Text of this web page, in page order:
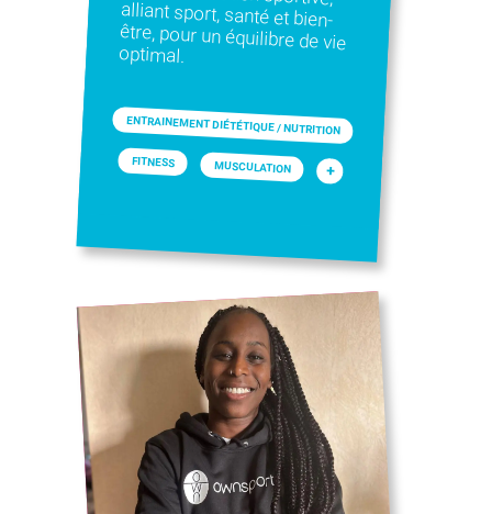
optimal.
ENTRAINEMENT DIÉTÉTIQUE / NUTRITION
FITNESS MUSCULATION +